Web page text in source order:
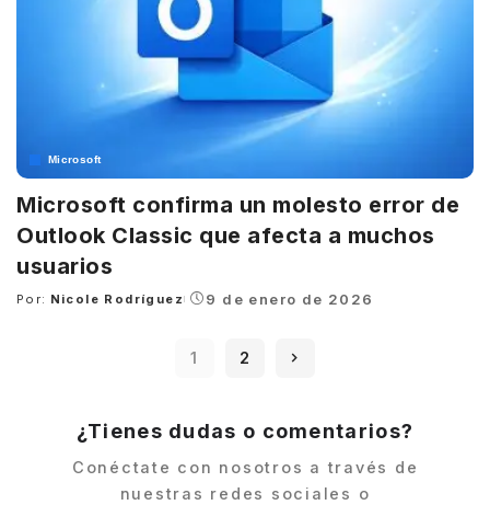
Microsoft
Microsoft confirma un molesto error de
Outlook Classic que afecta a muchos
usuarios
Posted
Por: Nicole Rodríguez 9 de enero de 2026
1 2
¿Tienes dudas o comentarios?
Conéctate con nosotros a través de
nuestras redes sociales o